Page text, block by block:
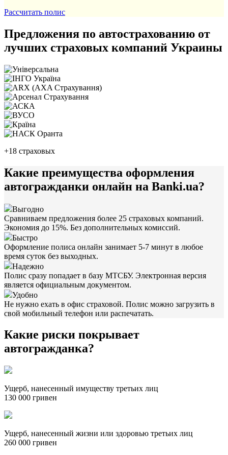
Рассчитать полис
Предложения по автострахованию от
лучших страховых компаний Украины
+18 страховых
Какие преимущества оформления
автогражданки онлайн на Banki.ua?
Выгодно
Сравниваем предложения более 25 страховых компаний.
Экономия до 15%. Без дополнительных комиссий.
Быстро
Оформление полиса онлайн занимает 5-7 минут в любое
время суток без выходных.
Надежно
Полис сразу попадает в базу МТСБУ. Электронная версия
является официальным документом.
Удобно
Не нужно ехать в офис страховой. Полис можно загрузить в
свой мобильный телефон или распечатать.
Какие риски покрывает
автогражданка?
Ущерб, нанесенный имуществу третьих лиц
130 000 гривен
Ущерб, нанесенный жизни или здоровью третьих лиц
260 000 гривен